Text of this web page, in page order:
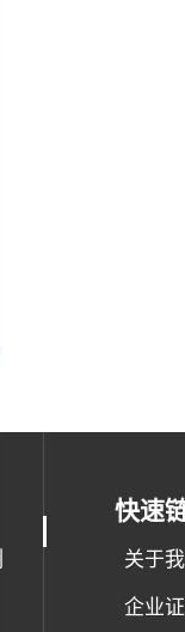
快速
关于我
企业